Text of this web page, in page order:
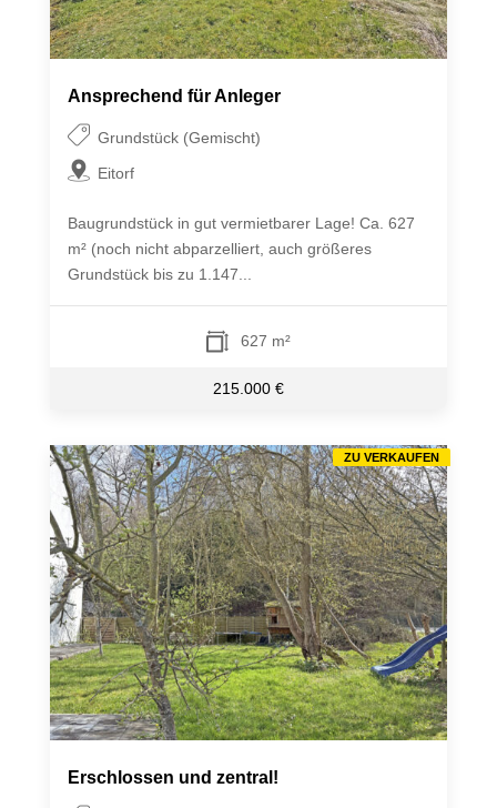
Ansprechend für Anleger
Grundstück (Gemischt)
Eitorf
Baugrundstück in gut vermietbarer Lage! Ca. 627
m² (noch nicht abparzelliert, auch größeres
Grundstück bis zu 1.147...
627 m²
215.000 €
Erschlossen und zentral!
ZU VERKAUFEN